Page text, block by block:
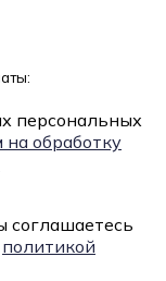
персональных
на обработку
соглашаетесь
политикой